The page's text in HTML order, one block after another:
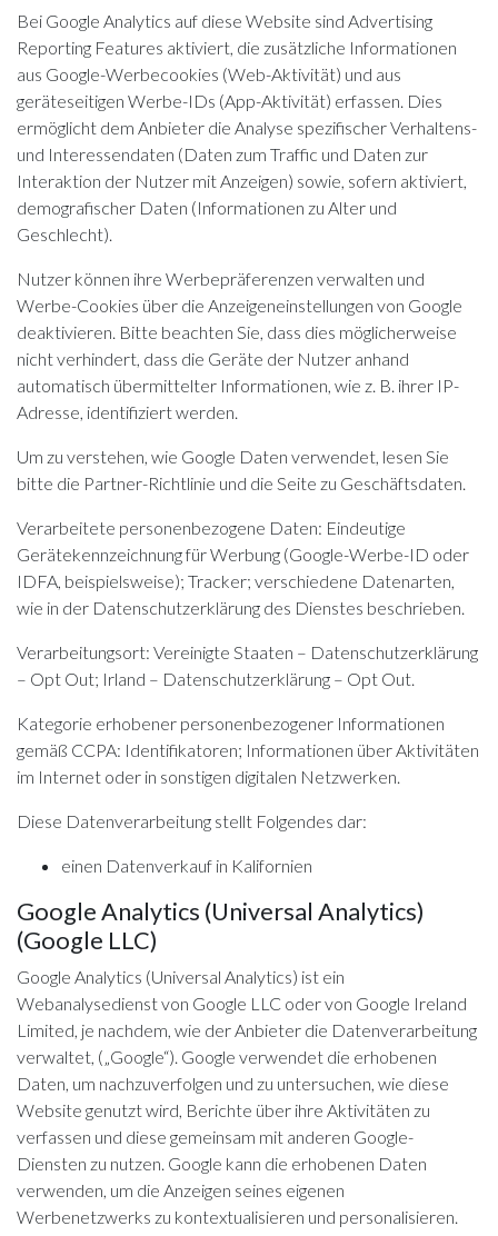
Bei Google Analytics auf diese Website sind Advertising
Reporting Features aktiviert, die zusätzliche Informationen
aus Google-Werbecookies (Web-Aktivität) und aus
geräteseitigen Werbe-IDs (App-Aktivität) erfassen. Dies
ermöglicht dem Anbieter die Analyse spezifischer Verhaltens-
und Interessendaten (Daten zum Traffic und Daten zur
Interaktion der Nutzer mit Anzeigen) sowie, sofern aktiviert,
demografischer Daten (Informationen zu Alter und
Geschlecht).
Nutzer können ihre Werbepräferenzen verwalten und
Werbe-Cookies über die Anzeigeneinstellungen von Google
deaktivieren. Bitte beachten Sie, dass dies möglicherweise
nicht verhindert, dass die Geräte der Nutzer anhand
automatisch übermittelter Informationen, wie z. B. ihrer IP-
Adresse, identifiziert werden.
Um zu verstehen, wie Google Daten verwendet, lesen Sie
bitte die Partner-Richtlinie und die Seite zu Geschäftsdaten.
Verarbeitete personenbezogene Daten: Eindeutige
Gerätekennzeichnung für Werbung (Google-Werbe-ID oder
IDFA, beispielsweise); Tracker; verschiedene Datenarten,
wie in der Datenschutzerklärung des Dienstes beschrieben.
Verarbeitungsort: Vereinigte Staaten – Datenschutzerklärung
– Opt Out; Irland – Datenschutzerklärung – Opt Out.
Kategorie erhobener personenbezogener Informationen
gemäß CCPA: Identifikatoren; Informationen über Aktivitäten
im Internet oder in sonstigen digitalen Netzwerken.
Diese Datenverarbeitung stellt Folgendes dar:
einen Datenverkauf in Kalifornien
Google Analytics (Universal Analytics)
(Google LLC)
Google Analytics (Universal Analytics) ist ein
Webanalysedienst von Google LLC oder von Google Ireland
Limited, je nachdem, wie der Anbieter die Datenverarbeitung
verwaltet, („Google“). Google verwendet die erhobenen
Daten, um nachzuverfolgen und zu untersuchen, wie diese
Website genutzt wird, Berichte über ihre Aktivitäten zu
verfassen und diese gemeinsam mit anderen Google-
Diensten zu nutzen. Google kann die erhobenen Daten
verwenden, um die Anzeigen seines eigenen
Werbenetzwerks zu kontextualisieren und personalisieren.